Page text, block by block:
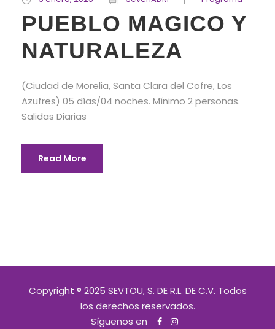
PUEBLO MAGICO Y
NATURALEZA
(Ciudad de Morelia, Santa Clara del Cofre, Los
Azufres) 05 días/04 noches. Mínimo 2 personas.
Salidas Diarias
Read More
Copyright ® 2025 SEVTOU, S. DE R.L. DE C.V. Todos
los derechos reservados.
Síguenos en